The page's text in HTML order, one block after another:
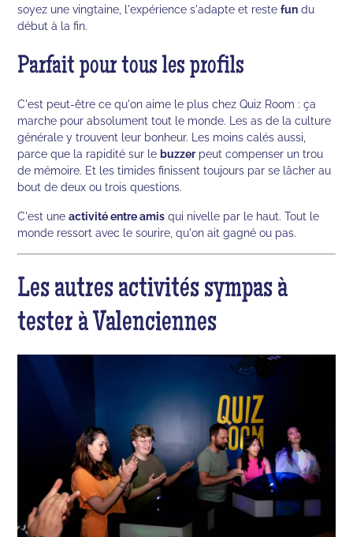
soyez une vingtaine, l'expérience s'adapte et restefun du
début à la fin.
Parfait pour tous les profils
C'est peut-être ce qu'on aime le plus chez Quiz Room : ça
marche pour absolument tout le monde. Les as de la culture
générale y trouvent leur bonheur. Les moins calés aussi,
parce que la rapidité sur lebuzzerpeut compenser un trou
de mémoire. Et les timides finissent toujours par se lâcher au
bout de deux ou trois questions.
C'est uneactivité entre amis qui nivelle par le haut. Tout le
monde ressort avec le sourire, qu'on ait gagné ou pas.
Les autres activités sympas à
tester à Valenciennes